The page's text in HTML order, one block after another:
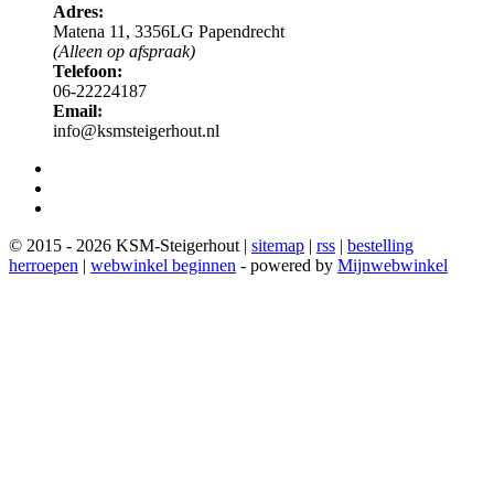
Adres:
Matena 11, 3356LG Papendrecht
(Alleen op afspraak)
Telefoon:
06-22224187
Email:
info@ksmsteigerhout.nl
© 2015 - 2026 KSM-Steigerhout | sitemap | rss | bestelling
herroepen | webwinkel beginnen - powered by Mijnwebwinkel